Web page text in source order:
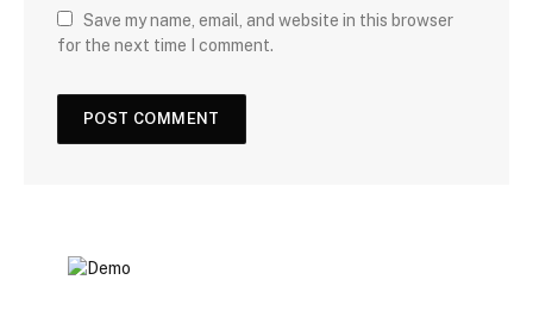
Save my name, email, and website in this browser
for the next time I comment.